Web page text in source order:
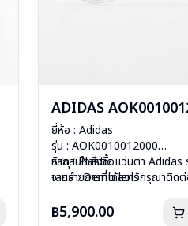
ADIDAS
ยี่ห้อ : Adidas
รุ่น : AOK0010012000
วัสดุ : Plastic
เลนส์ : Demo lens
น้ำหนัก : 25 กรัม
หากสนใจสั่งชื้อแว่นตา Adidas
จากรายการที่ได้ลงไว้กรุณาติดต่
฿5,900.00